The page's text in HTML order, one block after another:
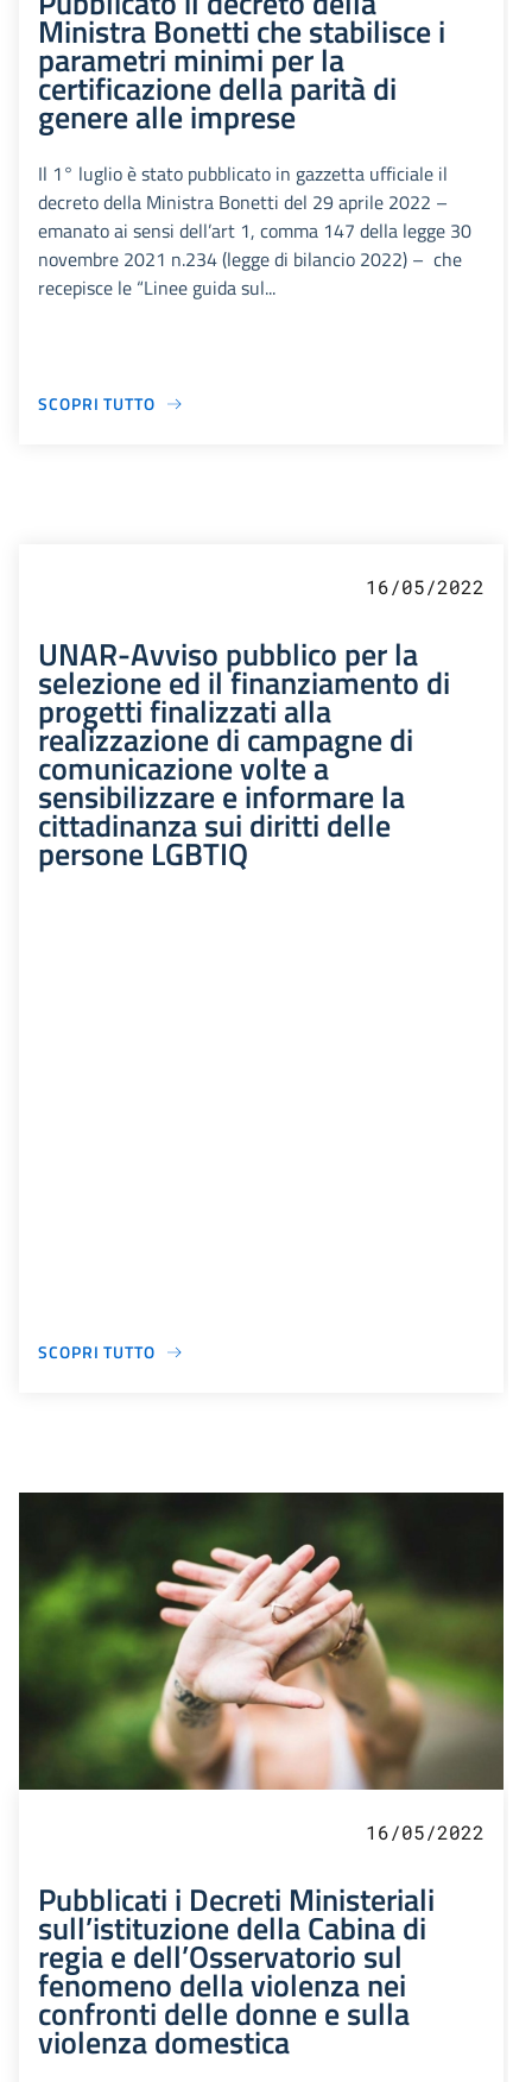
Ministra Bonetti che stabilisce i
parametri minimi per la
certificazione della parità di
genere alle imprese
Il 1° luglio è stato pubblicato in gazzetta ufficiale il
decreto della Ministra Bonetti del 29 aprile 2022 –
emanato ai sensi dell’art 1, comma 147 della legge 30
novembre 2021 n.234 (legge di bilancio 2022) – che
recepisce le “Linee guida sul...
SCOPRI TUTTO
16/05/2022
UNAR-Avviso pubblico per la
selezione ed il finanziamento di
progetti finalizzati alla
realizzazione di campagne di
comunicazione volte a
sensibilizzare e informare la
cittadinanza sui diritti delle
persone LGBTIQ
SCOPRI TUTTO
16/05/2022
Pubblicati i Decreti Ministeriali
sull’istituzione della Cabina di
regia e dell’Osservatorio sul
fenomeno della violenza nei
confronti delle donne e sulla
violenza domestica